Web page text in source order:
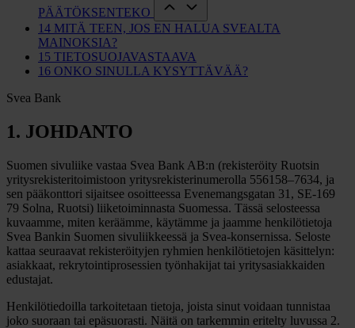
PÄÄTÖKSENTEKO
14 MITÄ TEEN, JOS EN HALUA SVEALTA
MAINOKSIA?
15 TIETOSUOJAVASTAAVA
16 ONKO SINULLA KYSYTTÄVÄÄ?
Svea Bank
1. JOHDANTO
Suomen sivuliike vastaa Svea Bank AB:n (rekisteröity Ruotsin
yritysrekisteritoimistoon yritysrekisterinumerolla 556158–7634, ja
sen pääkonttori sijaitsee osoitteessa Evenemangsgatan 31, SE-169
79 Solna, Ruotsi) liiketoiminnasta Suomessa. Tässä selosteessa
kuvaamme, miten keräämme, käytämme ja jaamme henkilötietoja
Svea Bankin Suomen sivuliikkeessä ja Svea-konsernissa. Seloste
kattaa seuraavat rekisteröityjen ryhmien henkilötietojen käsittelyn:
asiakkaat, rekrytointiprosessien työnhakijat tai yritysasiakkaiden
edustajat.
Henkilötiedoilla tarkoitetaan tietoja, joista sinut voidaan tunnistaa
joko suoraan tai epäsuorasti. Näitä on tarkemmin eritelty luvussa 2.